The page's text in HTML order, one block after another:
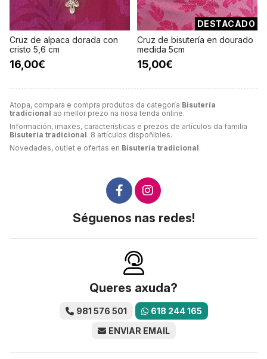
Atopa, compara e compra produtos da categoría Bisutería
tradicional ao mellor prezo na nosa tenda online.
Información, imaxes, características e prezos de artículos da familia
Bisutería tradicional. 8 artículos dispoñibles.
Novedades, outlet e ofertas en Bisutería tradicional.
Cruz de alpaca dorada con
cristo 5,6 cm
16,00€
DESTACADO
Cruz de bisutería en dourado
medida 5cm
15,00€
Séguenos nas redes!
Queres axuda?
981 576 501
618 244 165
ENVIAR EMAIL